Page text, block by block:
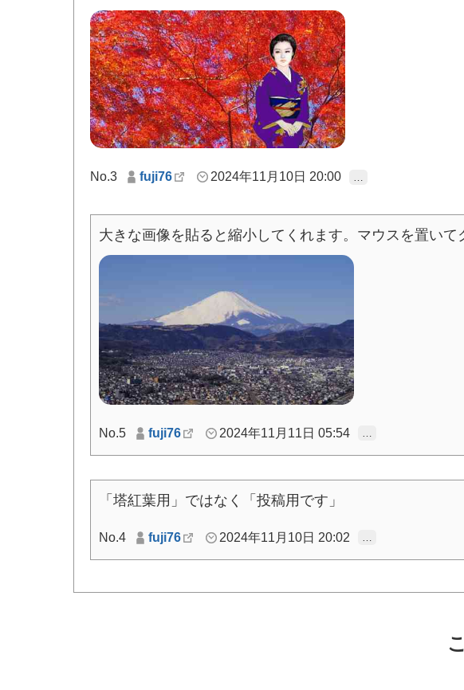
No.3 fuji76 2024年11月10日 20:00
大きな画像を貼ると縮小してくれます。マウスを置いて
No.5 fuji76 2024年11月11日 05:54 …
「塔紅葉用」ではなく「投稿用です」
No.4 fuji76 2024年11月10日 20:02 …